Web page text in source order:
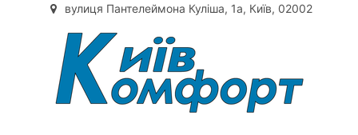
вулиця Пантелеймона Куліша, 1а, Київ, 02002